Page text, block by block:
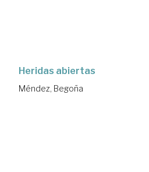
Heridas abiertas
Méndez, Begoña